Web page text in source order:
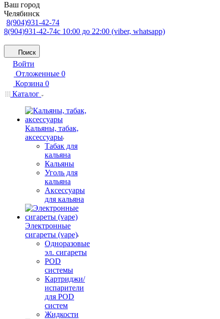
Ваш город
Челябинск
8(904)931-42-74
8(904)931-42-74с 10:00 до 22:00 (viber, whatsapp)
Поиск
Войти
Отложенные 0
Корзина 0
Каталог
Кальяны, табак,
аксессуары
Табак для
кальяна
Кальяны
Уголь для
кальяна
Аксессуары
для кальяна
Электронные
сигареты (vape)
Одноразовые
эл. сигареты
POD
системы
Картриджи/
испарители
для POD
систем
Жидкости